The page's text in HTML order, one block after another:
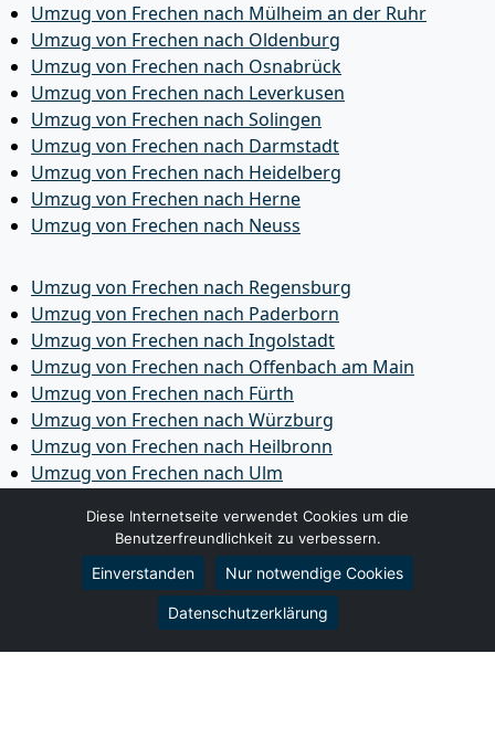
Umzug von Frechen nach Mülheim an der Ruhr
Umzug von Frechen nach Oldenburg
Umzug von Frechen nach Osnabrück
Umzug von Frechen nach Leverkusen
Umzug von Frechen nach Solingen
Umzug von Frechen nach Darmstadt
Umzug von Frechen nach Heidelberg
Umzug von Frechen nach Herne
Umzug von Frechen nach Neuss
Umzug von Frechen nach Regensburg
Umzug von Frechen nach Paderborn
Umzug von Frechen nach Ingolstadt
Umzug von Frechen nach Offenbach am Main
Umzug von Frechen nach Fürth
Umzug von Frechen nach Würzburg
Umzug von Frechen nach Heilbronn
Umzug von Frechen nach Ulm
Umzug von Frechen nach Wolfsburg
Umzug von Frechen nach Bottrop
Umzug von Frechen nach Göttingen
Umzug von Frechen nach Reutlingen
Umzug von Frechen nach Bremer­haven
Umzug von Frechen nach Koblenz
Diese Internetseite verwendet Cookies um die
Benutzerfreundlichkeit zu verbessern.
Einverstanden Nur notwendige Cookies
Datenschutzerklärung